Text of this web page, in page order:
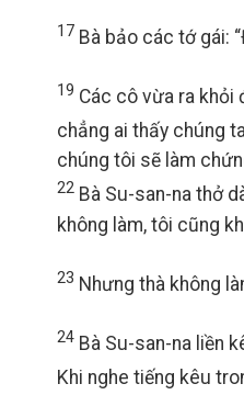
17 Bà bảo các tớ gái:
19 Các cô vừa ra khỏi
chẳng ai thấy chúng
chúng tôi sẽ làm
22 Bà Su-san-na thở
không làm, tôi cũng
23 Nhưng thà không
24 Bà Su-san-na liền
Khi nghe tiếng kêu